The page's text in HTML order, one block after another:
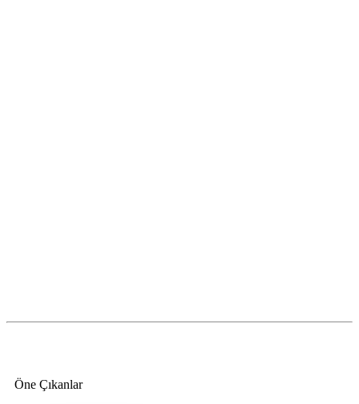
Öne Çıkanlar